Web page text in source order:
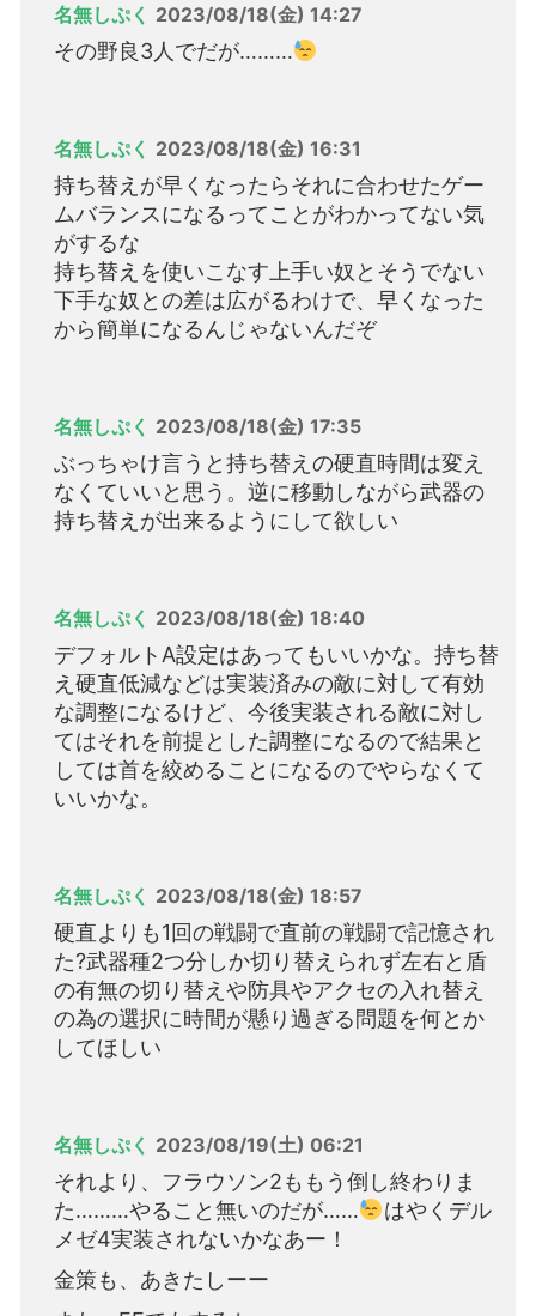
名無しぷく 2023/08/18(金) 14:27
その野良3人でだが………
名無しぷく 2023/08/18(金) 16:31
持ち替えが早くなったらそれに合わせたゲー
ムバランスになるってことがわかってない気
がするな
持ち替えを使いこなす上手い奴とそうでない
下手な奴との差は広がるわけで、早くなった
から簡単になるんじゃないんだぞ
名無しぷく 2023/08/18(金) 17:35
ぶっちゃけ言うと持ち替えの硬直時間は変え
なくていいと思う。逆に移動しながら武器の
持ち替えが出来るようにして欲しい
名無しぷく 2023/08/18(金) 18:40
デフォルトA設定はあってもいいかな。持ち替
え硬直低減などは実装済みの敵に対して有効
な調整になるけど、今後実装される敵に対し
てはそれを前提とした調整になるので結果と
しては首を絞めることになるのでやらなくて
いいかな。
名無しぷく 2023/08/18(金) 18:57
硬直よりも1回の戦闘で直前の戦闘で記憶され
た?武器種2つ分しか切り替えられず左右と盾
の有無の切り替えや防具やアクセの入れ替え
の為の選択に時間が懸り過ぎる問題を何とか
してほしい
名無しぷく 2023/08/19(土) 06:21
それより、フラウソン2ももう倒し終わりま
た………やること無いのだが……
はやくデル
メゼ4実装されないかなあー！
金策も、あきたしーー